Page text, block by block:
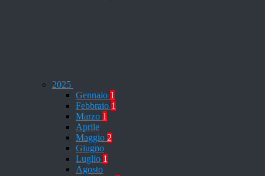
2025
Gennaio 1
Febbraio 1
Marzo 1
Aprile
Maggio 2
Giugno
Luglio 1
Agosto